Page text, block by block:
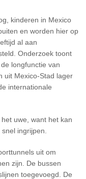
kinderen in Mexico
en worden hier op
al aan
Onderzoek toont
longfunctie van
uit Mexico-Stad lager
internationale
uwe, want het kan
ingrijpen.
uit om
zijn. De bussen
toegevoegd. De